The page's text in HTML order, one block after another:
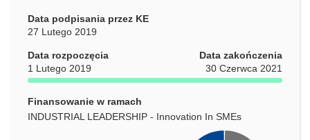
Data podpisania przez KE
27 Lutego 2019
Data rozpoczęcia
1 Lutego 2019
Data zakończenia
30 Czerwca 2021
Finansowanie w ramach
INDUSTRIAL LEADERSHIP - Innovation In SMEs